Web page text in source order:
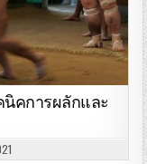
นิคการผลักและ